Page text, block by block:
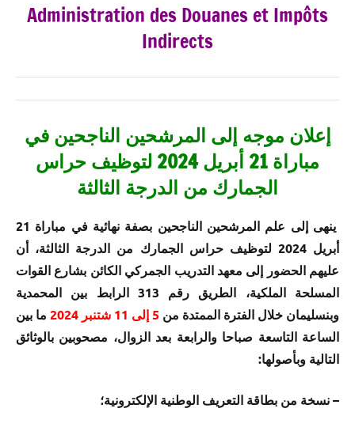
Administration des Douanes et Impôts
Indirects
إعلان موجه إلى المرشحين الناجحين في
مباراة 21 أبريل 2024 لتوظيف حراس
الجمارك من الدرجة الثالثة
ينهى إلى علم المرشحين الناجحين بصفة نهائية في مباراة 21
أبريل 2024 لتوظيف حراس الجمارك من الدرجة الثالثة، أن
عليهم الحضور إلى معهد التدريب الجمركيالكائن بشارع القوات
المسلحة الملكية، الطريق رقم 313 الرابط بين المحمدية
وبنسليمان خلال الفترة الممتدة من
ما بين
الساعة التاسعة صباحا والرابعة بعد الزوال، مصحوبين بالوثائق
التالية وبأصولها:
– نسخة من بطاقة التعريف الوطنية الإلكترونية؛